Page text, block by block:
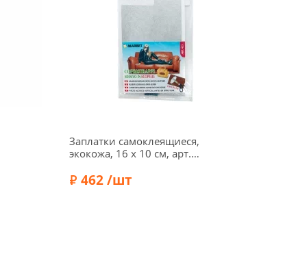
Заплатки самоклеящиеся,
экокожа, 16 х 10 см, арт.
462 /шт